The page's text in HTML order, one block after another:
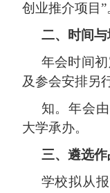
创业推介项目”
二、时间与
年会时间
及参会安排另
知。年会
大学承办。
三、遴选
学校拟从